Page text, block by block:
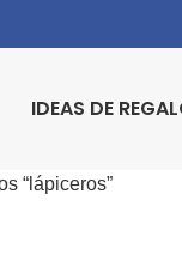
IDEAS DE
“lápiceros”